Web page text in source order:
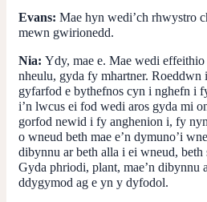
Evans: Mae hyn wedi’ch rhwystro
mewn gwirionedd.
Nia: Ydy, mae e. Mae wedi
nheulu, gyda fy mhartner. Roeddwn
gyfarfod e bythefnos cyn i nghefn i
i’n lwcus ei fod wedi aros gyda mi
gorfod newid i fy anghenion i, fy
o wneud beth mae e’n dymuno’i
dibynnu ar beth alla i ei wneud,
Gyda phriodi, plant, mae’n dibynnu
ddygymod ag e yn y dyfodol.